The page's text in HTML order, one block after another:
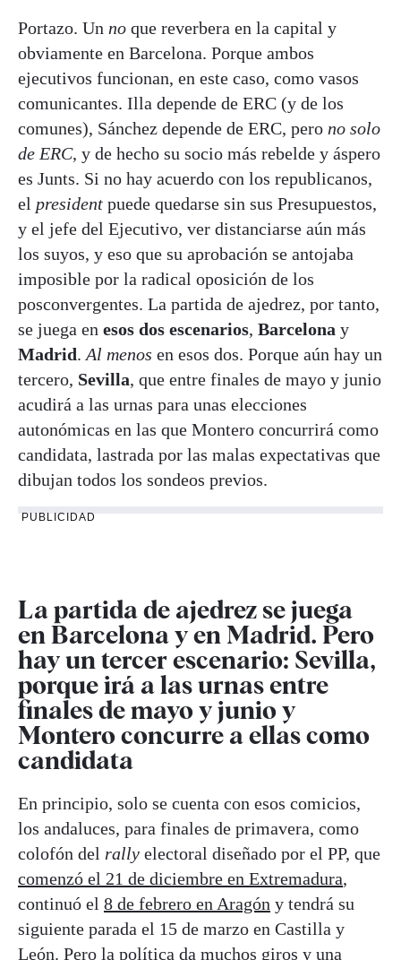
Portazo. Un no que reverbera en la capital y
obviamente en Barcelona. Porque ambos
ejecutivos funcionan, en este caso, como vasos
comunicantes. Illa depende de ERC (y de los
comunes), Sánchez depende de ERC, pero no solo
de ERC, y de hecho su socio más rebelde y áspero
es Junts. Si no hay acuerdo con los republicanos,
el president puede quedarse sin sus Presupuestos,
y el jefe del Ejecutivo, ver distanciarse aún más
los suyos, y eso que su aprobación se antojaba
imposible por la radical oposición de los
posconvergentes. La partida de ajedrez, por tanto,
se juega en esos dos escenarios, Barcelona y
Madrid. Al menos en esos dos. Porque aún hay un
tercero, Sevilla, que entre finales de mayo y junio
acudirá a las urnas para unas elecciones
autonómicas en las que Montero concurrirá como
candidata, lastrada por las malas expectativas que
dibujan todos los sondeos previos.
PUBLICIDAD
La partida de ajedrez se juega
en Barcelona y en Madrid. Pero
hay un tercer escenario: Sevilla,
porque irá a las urnas entre
finales de mayo y junio y
Montero concurre a ellas como
candidata
En principio, solo se cuenta con esos comicios,
los andaluces, para finales de primavera, como
colofón del rally electoral diseñado por el PP, que
comenzó el 21 de diciembre en Extremadura,
continuó el 8 de febrero en Aragón y tendrá su
siguiente parada el 15 de marzo en Castilla y
León. Pero la política da muchos giros y una